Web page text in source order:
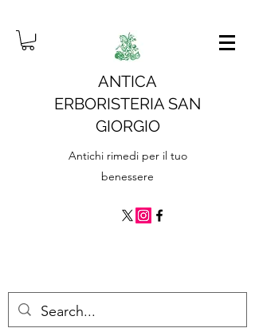
ANTICA
ERBORISTERIA SAN
GIORGIO
Antichi rimedi per il tuo
benessere